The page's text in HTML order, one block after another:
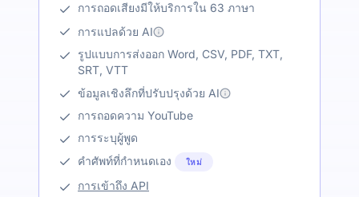
การถอดเสียงมีให้บริการใน 63 ภาษา
การแปลด้วย AI
รูปแบบการส่งออก Word, CSV, PDF, TXT,
SRT, VTT
ข้อมูลเชิงลึกที่ปรับปรุงด้วย AI
การถอดความ YouTube
การระบุผู้พูด
คำศัพท์ที่กำหนดเอง
ใหม่
การเข้าถึง API